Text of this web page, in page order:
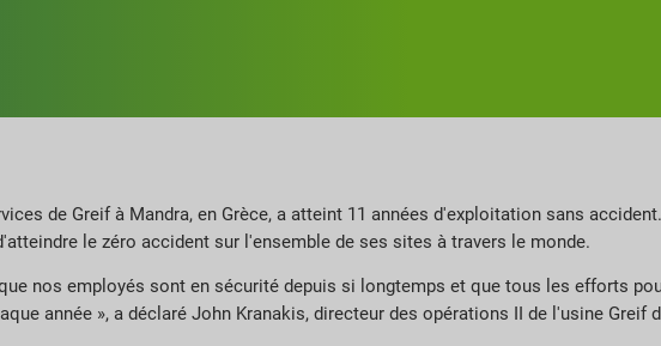
de Greif à Mandra, en Grèce, a atteint 11 années d'exploitation sans
le zéro accident sur l'ensemble de ses sites à travers le monde.
nos employés sont en sécurité depuis si longtemps et que tous les efforts
année », a déclaré John Kranakis, directeur des opérations II de l'usine Greif